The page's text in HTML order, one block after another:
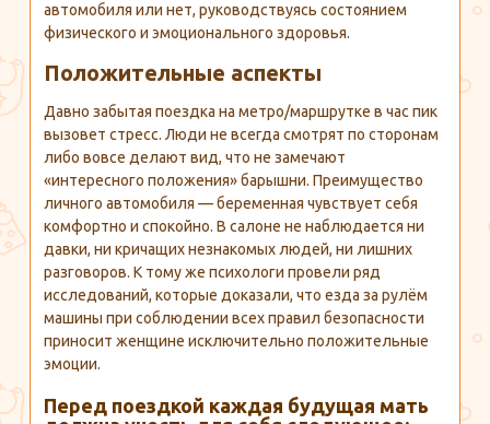
автомобиля или нет, руководствуясь состоянием
физического и эмоционального здоровья.
Положительные аспекты
Давно забытая поездка на метро/маршрутке в час пик
вызовет стресс. Люди не всегда смотрят по сторонам
либо вовсе делают вид, что не замечают
«интересного положения» барышни. Преимущество
личного автомобиля — беременная чувствует себя
комфортно и спокойно. В салоне не наблюдается ни
давки, ни кричащих незнакомых людей, ни лишних
разговоров. К тому же психологи провели ряд
исследований, которые доказали, что езда за рулём
машины при соблюдении всех правил безопасности
приносит женщине исключительно положительные
эмоции.
Перед поездкой каждая будущая мать